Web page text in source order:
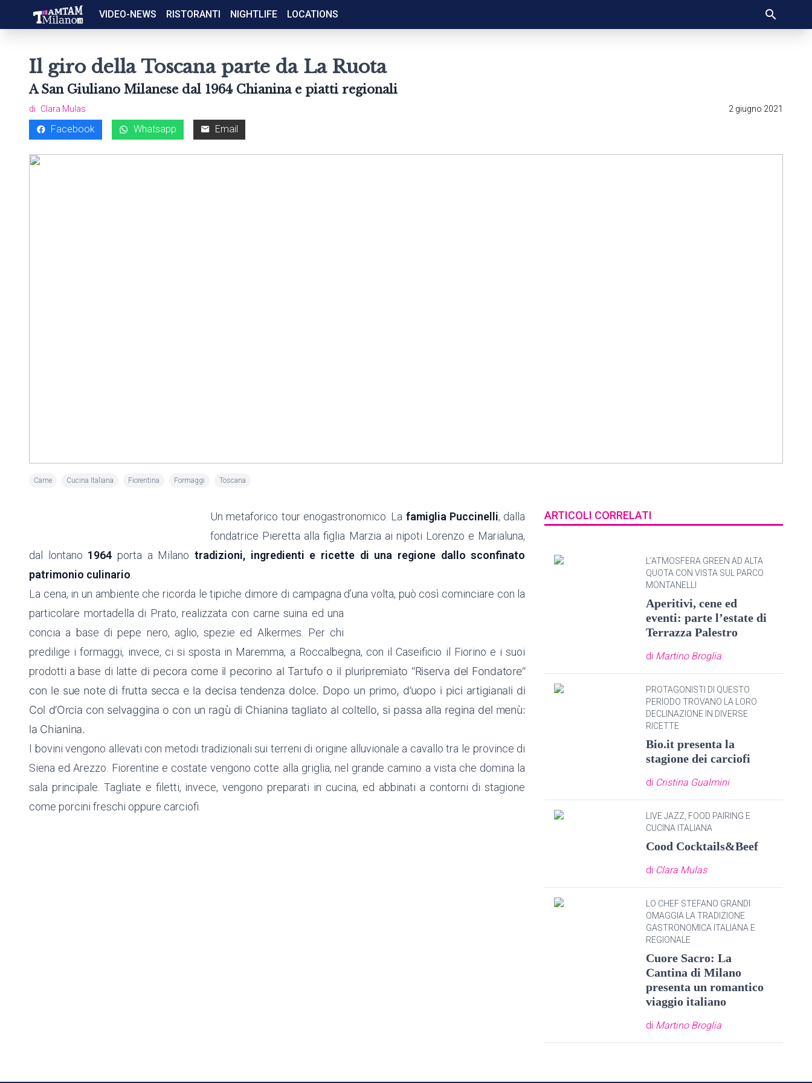
VIDEO-NEWS RISTORANTI NIGHTLIFE LOCATIONS
Il giro della Toscana parte da La Ruota
A San Giuliano Milanese dal 1964 Chianina e piatti regionali
di Clara Mulas 2 giugno 2021
Facebook Whatsapp Email
Carne Cucina Italiana Fiorentina Formaggi Toscana
Un metaforico tour enogastronomico. La famiglia Puccinelli, dalla
fondatrice Pieretta alla figlia Marzia ai nipoti Lorenzo e Marialuna,
dal lontano 1964 porta a Milanotradizioni, ingredienti e ricette di una regione dallo sconfinato
patrimonio culinario
La cena, in un ambiente che ricorda le tipiche dimore di campagna d’una volta, può così cominciare con la
particolare mortadella di Prato, realizzata con carne suina ed una
concia a base di pepe nero, aglio, spezie ed Alkermes. Per chi
predilige i formaggi, invece, ci si sposta in Maremma, a Roccalbegna, con il Caseificio il Fiorino e i suoi
prodotti a base di latte di pecora come il pecorino al Tartufo o il pluripremiato “Riserva del Fondatore”
con le sue note di frutta secca e la decisa tendenza dolce. Dopo un primo, d’uopo i pici artigianali di
Col d’Orcia con selvaggina o con un ragù di Chianina tagliato al coltello, si passa alla regina del menù:
la Chianina.
I bovini vengono allevati con metodi tradizionali sui terreni di origine alluvionale a cavallo tra le province di
Siena ed Arezzo. Fiorentine e costate vengono cotte alla griglia, nel grande camino a vista che domina la
sala principale. Tagliate e filetti, invece, vengono preparati in cucina, ed abbinati a contorni di stagione
come porcini freschi oppure carciofi.
ARTICOLI CORRELATI
L’ATMOSFERA GREEN AD ALTA
QUOTA CON VISTA SUL PARCO
MONTANELLI
Aperitivi, cene ed
eventi: parte l’estate di
Terrazza Palestro
di Martino Broglia
PROTAGONISTI DI QUESTO
PERIODO TROVANO LA LORO
DECLINAZIONE IN DIVERSE
RICETTE
Bio.it presenta la
stagione dei carciofi
di Cristina Gualmini
LIVE JAZZ, FOOD PAIRING E
CUCINA ITALIANA
Cood Cocktails&Beef
di Clara Mulas
LO CHEF STEFANO GRANDI
OMAGGIA LA TRADIZIONE
GASTRONOMICA ITALIANA E
REGIONALE
Cuore Sacro: La
Cantina di Milano
presenta un romantico
viaggio italiano
di Martino Broglia